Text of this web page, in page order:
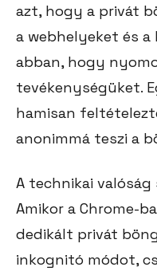
azt, hogy a privát
a webhelyeket és
abban, hogy
tevékenységüket.
hamisan
anonimmá teszi a
A technikai
Amikor a Chrome-
dedikált privát
inkognitó módot,